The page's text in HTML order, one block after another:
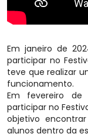
Em janeiro de
participar no
teve que realizar
funcionamento.
Em fevereiro de
participar no
objetivo
alunos dentro da